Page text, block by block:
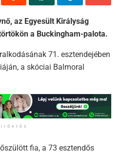
az Egyesült Királyság
a Buckingham-palota.
71. esztendejében
a skóciai Balmoral
fia, a 73 esztendős